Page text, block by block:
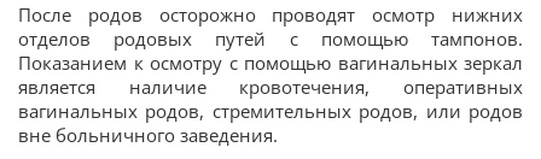
После родов осторожно проводят осмотр нижних
отделов родовых путей с помощью тампонов.
Показанием к осмотру с помощью вагинальных зеркал
является наличие кровотечения, оперативных
вагинальных родов, стремительных родов, или родов
вне больничного заведения.